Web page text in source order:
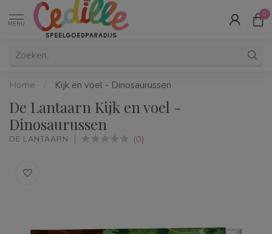
MENU
0
Home / Kijk en voel - Dinosaurussen
De Lantaarn Kijk en voel -
Dinosaurussen
DE LANTAARN (0)